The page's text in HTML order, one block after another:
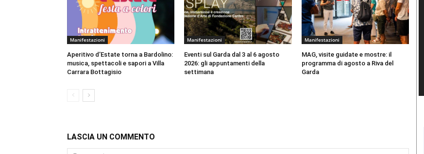
Manifestazioni
Aperitivo d’Estate torna a Bardolino:
musica, spettacoli e sapori a Villa
Carrara Bottagisio
Manifestazioni
Eventi sul Garda dal 3 al 6 agosto
2026: gli appuntamenti della
settimana
Manifestazioni
MAG, visite guidate e mostre: il
programma di agosto a Riva del
Garda
LASCIA UN COMMENTO